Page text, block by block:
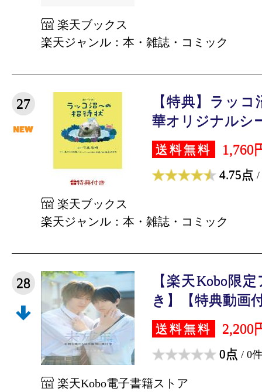
楽天ブックス
楽天ジャンル：本・雑誌・コミック
27
【特典】ラッ
華オリジナルシ
送料無料 1,760
4.75点 /
楽天ブックス
楽天ジャンル：本・雑誌・コミック
28
【楽天Kobo限
き】【特典動画
送料無料 2,200
0点 / 0件
楽天Kobo電子書籍ストア